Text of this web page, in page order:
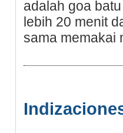
adalah goa
lebih 20 menit